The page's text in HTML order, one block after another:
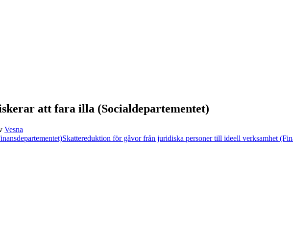
att fara illa (Socialdepartementet)
Vesna
Skattereduktion för gåvor från juridiska personer till ideell verksamhet